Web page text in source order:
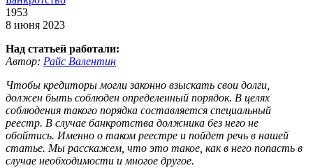
1953
8 июня 2023
Над статьей работали:
Автор: Райс Валентин
Чтобы кредиторы могли законно взыскать свои долги,
должен быть соблюден определенный порядок. В целях
соблюдения такого порядка составляется специальный
реестр. В случае банкротства должника без него не
обойтись. Именно о таком реестре и пойдет речь в нашей
статье. Мы расскажем, что это такое, как в него попасть в
случае необходимости и многое другое.